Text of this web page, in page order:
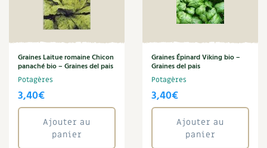
Graines Laitue romaine Chicon
panaché bio – Graines del pais
Potagères
3,40€
Ajouter au
panier
Graines Épinard Viking bio –
Graines del pais
Potagères
3,40€
Ajouter au
panier